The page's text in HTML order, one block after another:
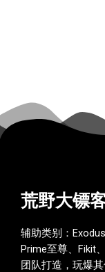
荒野大镖
辅助类别：
Prime至尊、Fikit
团队打造，玩爆